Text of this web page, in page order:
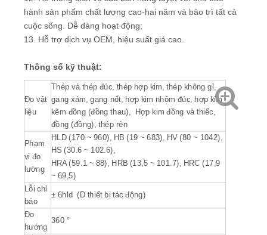
hành sản phẩm chất lượng cao-hai năm và bảo trì tất cả
cuộc sống. Dễ dàng hoạt động;
13. Hỗ trợ dịch vụ OEM, hiệu suất giá cao.
Thông số kỹ thuật:
Đo vật
liệu
Thép và thép đúc, thép hợp kim, thép không gỉ,
gang xám, gang nốt, hợp kim nhôm đúc, hợp kim
kẽm đồng (đồng thau), Hợp kim đồng và thiếc,
đồng (đồng), thép rèn
Phạm
vi đo
lường
HLD (170 ~ 960), HB (19 ~ 683), HV (80 ~ 1042),
HS (30.6 ~ 102.6),
HRA (59.1 ~ 88), HRB (13,5 ~ 101.7), HRC (17,9
~ 69,5)
Lỗi chỉ
báo
± 6hld (D thiết bị tác động)
Đo
hướng
360 °